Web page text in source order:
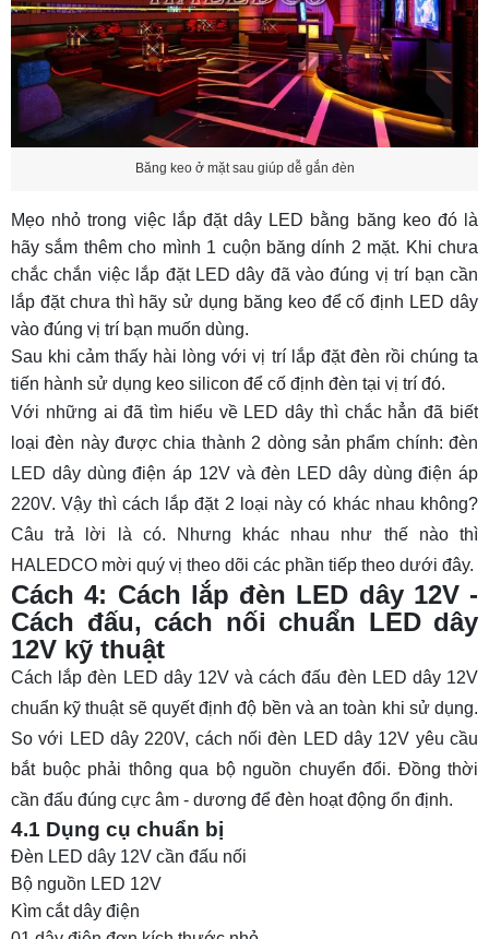
Băng keo ở mặt sau giúp dễ gắn đèn
Mẹo nhỏ trong việc lắp đặt dây LED bằng băng keo đó là
hãy sắm thêm cho mình 1 cuộn băng dính 2 mặt. Khi chưa
chắc chắn việc lắp đặt LED dây đã vào đúng vị trí bạn cần
lắp đặt chưa thì hãy sử dụng băng keo để cố định LED dây
vào đúng vị trí bạn muốn dùng.
Sau khi cảm thấy hài lòng với vị trí lắp đặt đèn rồi chúng ta
tiến hành sử dụng keo silicon để cố định đèn tại vị trí đó.
Với những ai đã tìm hiểu về LED dây thì chắc hẳn đã biết
loại đèn này được chia thành 2 dòng sản phẩm chính: đèn
LED dây dùng điện áp 12V và đèn LED dây dùng điện áp
220V. Vậy thì cách lắp đặt 2 loại này có khác nhau không?
Câu trả lời là có. Nhưng khác nhau như thế nào thì
HALEDCO mời quý vị theo dõi các phần tiếp theo dưới đây.
Cách 4: Cách lắp đèn LED dây 12V -
Cách đấu, cách nối chuẩn LED dây
12V kỹ thuật
Cách lắp đèn LED dây 12V và cách đấu đèn LED dây 12V
chuẩn kỹ thuật sẽ quyết định độ bền và an toàn khi sử dụng.
So với LED dây 220V, cách nối đèn LED dây 12V yêu cầu
bắt buộc phải thông qua bộ nguồn chuyển đổi. Đồng thời
cần đấu đúng cực âm - dương để đèn hoạt động ổn định.
4.1 Dụng cụ chuẩn bị
Đèn LED dây 12V cần đấu nối
Bộ nguồn LED 12V
Kìm cắt dây điện